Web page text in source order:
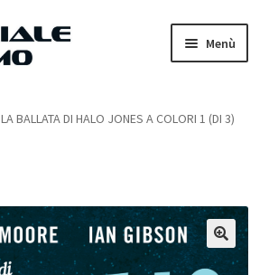
Menù
LA BALLATA DI HALO JONES A COLORI 1 (DI 3)